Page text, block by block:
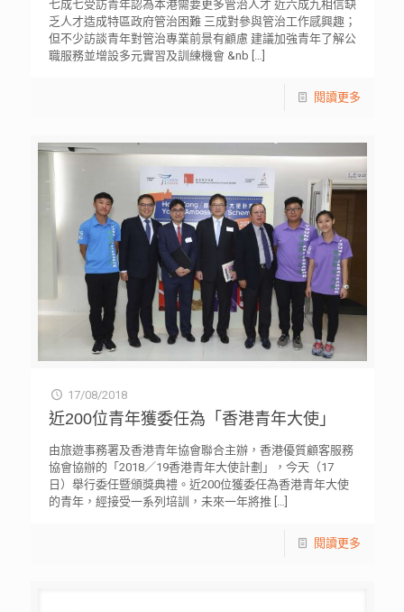
七成七受訪青年認為本港需要更多管治人才 近六成九相信缺
乏人才造成特區政府管治困難 三成對參與管治工作感興趣；
但不少訪談青年對管治專業前景有顧慮 建議加強青年了解公
職服務並增設多元實習及訓練機會 &nb […]
閱讀更多
17/08/2018
近200位青年獲委任為「香港青年大使」
由旅遊事務署及香港青年協會聯合主辦，香港優質顧客服務
協會協辦的「2018／19香港青年大使計劃」，今天（17
日）舉行委任暨頒獎典禮。近200位獲委任為香港青年大使
的青年，經接受一系列培訓，未來一年將推 […]
閱讀更多